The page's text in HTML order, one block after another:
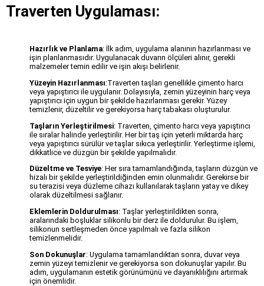
Traverten Uygulaması:
Hazırlık ve Planlama: İlk adım, uygulama alanının hazırlanması ve
işin planlanmasıdır. Uygulanacak duvarın ölçüleri alınır, gerekli
malzemeler temin edilir ve işin akışı belirlenir.
Yüzeyin Hazırlanması:Traverten taşları genellikle çimento harcı
veya yapıştırıcı ile uygulanır. Dolayısıyla, zemin yüzeyinin harç veya
yapıştırıcı için uygun bir şekilde hazırlanması gerekir. Yüzey
temizlenir, düzeltilir ve gerekiyorsa harç tabakası oluşturulur.
Taşların Yerleştirilmesi: Traverten, çimento harcı veya yapıştırıcı
ile sıralar halinde yerleştirilir. Her bir taş için yeterli miktarda harç
veya yapıştırıcı sürülür ve taşlar sıkıca yerleştirilir. Yerleştirme işlemi,
dikkatlice ve düzgün bir şekilde yapılmalıdır.
Düzeltme ve Tesviye: Her sıra tamamlandığında, taşların düzgün ve
hizalı bir şekilde yerleştirildiğinden emin olunmalıdır. Gerekirse bir
su terazisi veya düzleme cihazı kullanılarak taşların yatay ve dikey
olarak düzeltilmesi sağlanır.
Eklemlerin Doldurulması: Taşlar yerleştirildikten sonra,
aralarındaki boşluklar silikonlu bir derz ile doldurulur. Bu işlem,
silikonun sertleşmeden önce yapılmalı ve fazla silikon
temizlenmelidir.
Son Dokunuşlar: Uygulama tamamlandıktan sonra, duvar veya
zemin yüzeyi temizlenir ve gerekiyorsa son dokunuşlar yapılır. Bu
adım, uygulamanın estetik görünümünü ve dayanıklılığını artırmak
için önemlidir.